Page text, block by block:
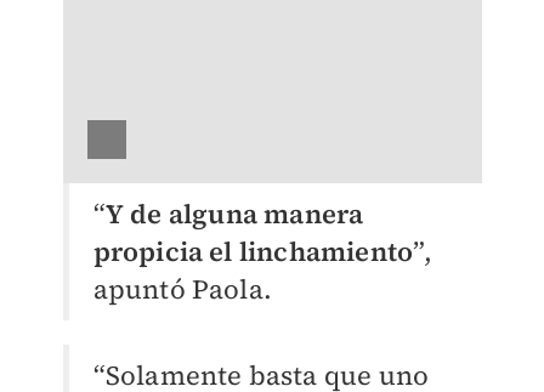
“Y de alguna manera
propicia el linchamiento”,
apuntó Paola.
“Solamente basta que uno